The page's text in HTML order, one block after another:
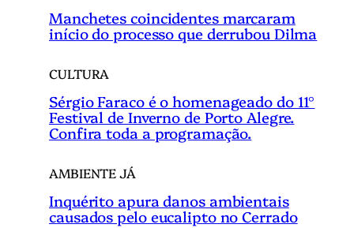
Manchetes coincidentes marcaram
início do processo que derrubou Dilma
CULTURA
Sérgio Faraco é o homenageado do 11°
Festival de Inverno de Porto Alegre.
Confira toda a programação.
AMBIENTE JÁ
Inquérito apura danos ambientais
causados pelo eucalipto no Cerrado